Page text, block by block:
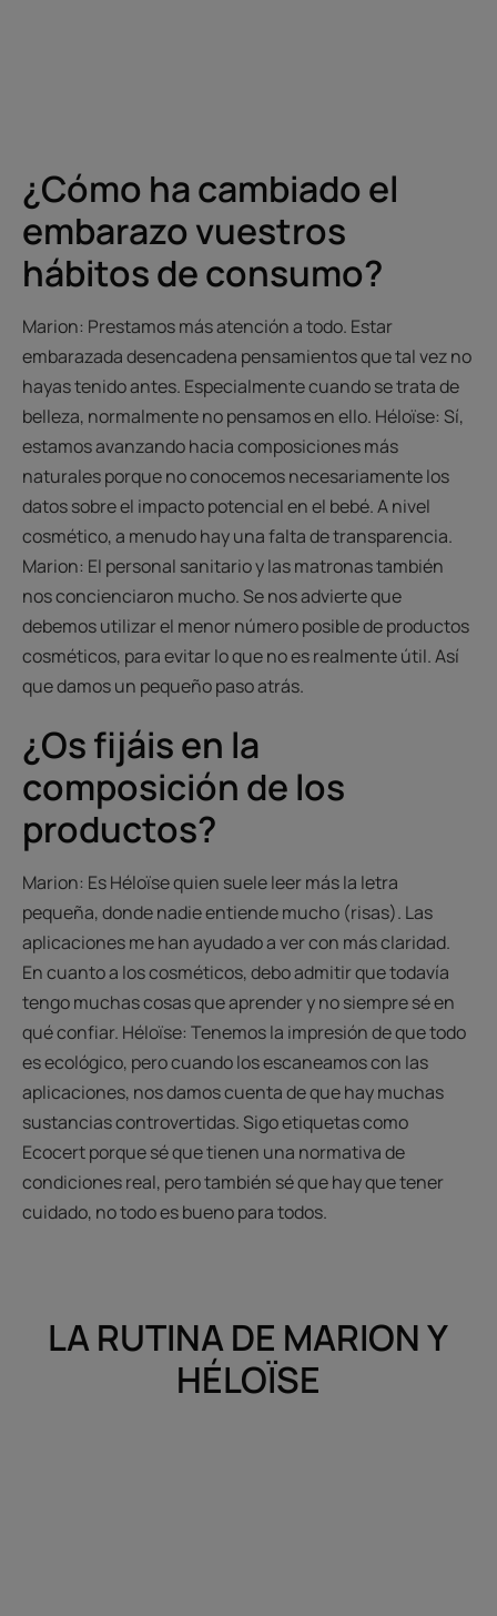
¿Cómo ha cambiado el
embarazo vuestros
hábitos de consumo?
Marion: Prestamos más atención a todo. Estar
embarazada desencadena pensamientos que tal vez no
hayas tenido antes. Especialmente cuando se trata de
belleza, normalmente no pensamos en ello. Héloïse: Sí,
estamos avanzando hacia composiciones más
naturales porque no conocemos necesariamente los
datos sobre el impacto potencial en el bebé. A nivel
cosmético, a menudo hay una falta de transparencia.
Marion: El personal sanitario y las matronas también
nos concienciaron mucho. Se nos advierte que
debemos utilizar el menor número posible de productos
cosméticos, para evitar lo que no es realmente útil. Así
que damos un pequeño paso atrás.
¿Os fijáis en la
composición de los
productos?
Marion: Es Héloïse quien suele leer más la letra
pequeña, donde nadie entiende mucho (risas). Las
aplicaciones me han ayudado a ver con más claridad.
En cuanto a los cosméticos, debo admitir que todavía
tengo muchas cosas que aprender y no siempre sé en
qué confiar. Héloïse: Tenemos la impresión de que todo
es ecológico, pero cuando los escaneamos con las
aplicaciones, nos damos cuenta de que hay muchas
sustancias controvertidas. Sigo etiquetas como
Ecocert porque sé que tienen una normativa de
condiciones real, pero también sé que hay que tener
cuidado, no todo es bueno para todos.
LA RUTINA DE MARION Y
HÉLOÏSE